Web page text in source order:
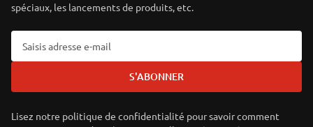
spéciaux, les lancements de produits, etc.
S'ABONNER
Lisez notre politique de confidentialité pour savoir comment